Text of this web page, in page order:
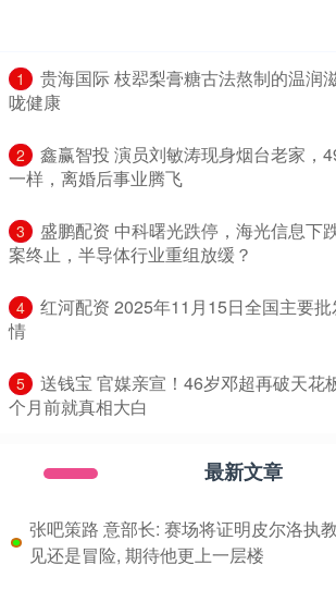
1
贵海国际 枝翆梨膏糖古法熬制的温润
咙健康
2
鑫赢智投 演员刘敏涛现身烟台老家，
一样，离婚后事业腾飞
3
盛鹏配资 中科曙光跌停，海光信息下
案终止，半导体行业重组放缓？
4
红河配资 2025年11月15日全国主要
情
5
送钱宝 官媒亲宣！46岁邓超再破天花
个月前就真相大白
最新文章
张吧策路 意部长: 赛场将证明皮尔洛执
见还是冒险, 期待他更上一层楼